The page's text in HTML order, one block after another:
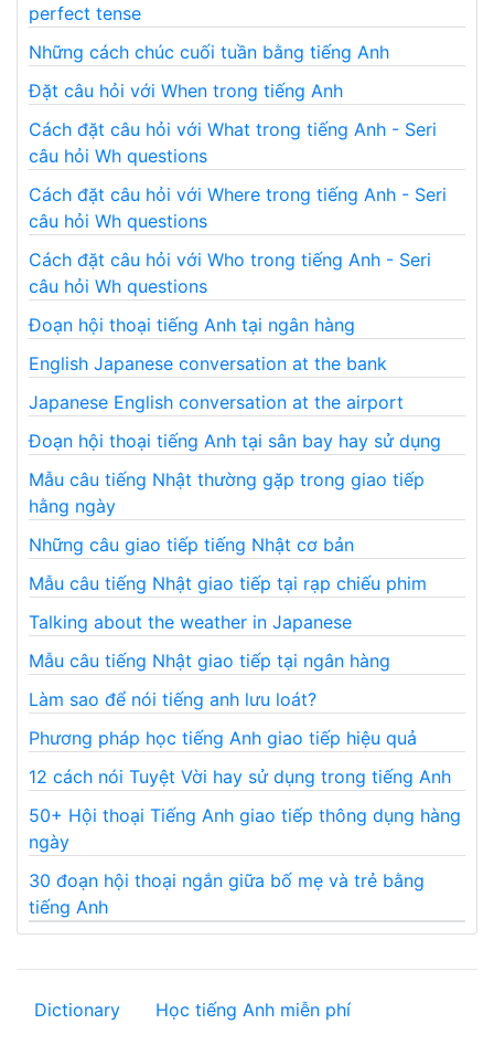
perfect tense
Những cách chúc cuối tuần bằng tiếng Anh
Đặt câu hỏi với When trong tiếng Anh
Cách đặt câu hỏi với What trong tiếng Anh - Seri
câu hỏi Wh questions
Cách đặt câu hỏi với Where trong tiếng Anh - Seri
câu hỏi Wh questions
Cách đặt câu hỏi với Who trong tiếng Anh - Seri
câu hỏi Wh questions
Đoạn hội thoại tiếng Anh tại ngân hàng
English Japanese conversation at the bank
Japanese English conversation at the airport
Đoạn hội thoại tiếng Anh tại sân bay hay sử dụng
Mẫu câu tiếng Nhật thường gặp trong giao tiếp
hằng ngày
Những câu giao tiếp tiếng Nhật cơ bản
Mẫu câu tiếng Nhật giao tiếp tại rạp chiếu phim
Talking about the weather in Japanese
Mẫu câu tiếng Nhật giao tiếp tại ngân hàng
Làm sao để nói tiếng anh lưu loát?
Phương pháp học tiếng Anh giao tiếp hiệu quả
12 cách nói Tuyệt Vời hay sử dụng trong tiếng Anh
50+ Hội thoại Tiếng Anh giao tiếp thông dụng hàng
ngày
30 đoạn hội thoại ngắn giữa bố mẹ và trẻ bằng
tiếng Anh
Dictionary
Học tiếng Anh miễn phí